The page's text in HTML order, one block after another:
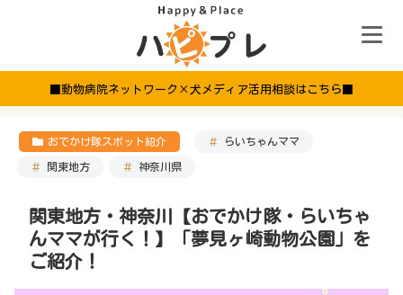
■動物病院ネットワーク×犬メディア活用相談はこちら■
おでかけ隊スポット紹介 らいちゃんママ
関東地方 神奈川県
関東地方・神奈川【おでかけ隊・らいちゃ
んママが行く！】「夢見ヶ崎動物公園」を
ご紹介！